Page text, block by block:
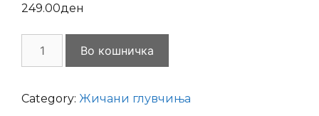
249.00ден
3B-
Во кошничка
Category: Жичани глувчиња